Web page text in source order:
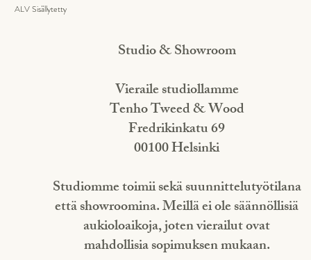
ALV Sisällytetty
Studio & Showroom
Vieraile studiollamme
Tenho Tweed & Wood
Fredrikinkatu 69
00100 Helsinki
Studiomme toimii sekä suunnittelutyötilana
että showroomina. Meillä ei ole säännöllisiä
aukioloaikoja, joten vierailut ovat
mahdollisia sopimuksen mukaan.